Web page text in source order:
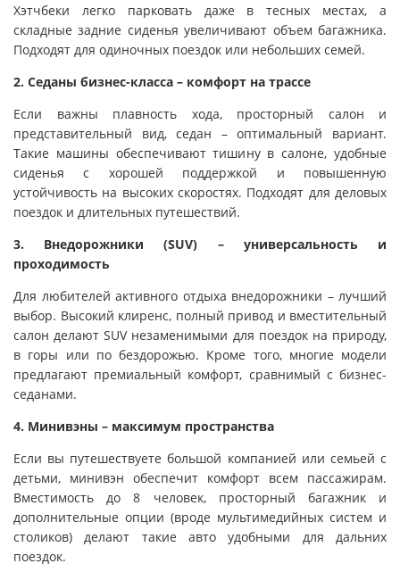
Хэтчбеки легко парковать даже в тесных местах, а
складные задние сиденья увеличивают объем багажника.
Подходят для одиночных поездок или небольших семей.
2. Седаны бизнес-класса – комфорт на трассе
Если важны плавность хода, просторный салон и
представительный вид, седан – оптимальный вариант.
Такие машины обеспечивают тишину в салоне, удобные
сиденья с хорошей поддержкой и повышенную
устойчивость на высоких скоростях. Подходят для деловых
поездок и длительных путешествий.
3. Внедорожники (SUV) – универсальность и
проходимость
Для любителей активного отдыха внедорожники – лучший
выбор. Высокий клиренс, полный привод и вместительный
салон делают SUV незаменимыми для поездок на природу,
в горы или по бездорожью. Кроме того, многие модели
предлагают премиальный комфорт, сравнимый с бизнес-
седанами.
4. Минивэны – максимум пространства
Если вы путешествуете большой компанией или семьей с
детьми, минивэн обеспечит комфорт всем пассажирам.
Вместимость до 8 человек, просторный багажник и
дополнительные опции (вроде мультимедийных систем и
столиков) делают такие авто удобными для дальних
поездок.